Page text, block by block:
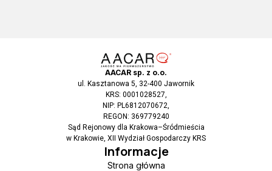
AACAR sp. z o.o.
ul. Kasztanowa 5, 32-400 Jawornik
KRS: 0001028527,
NIP: PL6812070672,
REGON: 369779240
Sąd Rejonowy dla Krakowa–Śródmieścia
w Krakowie, XII Wydział Gospodarczy KRS
Informacje
Strona główna